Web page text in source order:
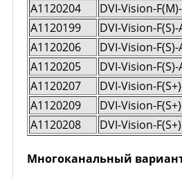
A1120204
DVI-Vision-
A1120199
DVI-Vision-F(S)-
A1120206
DVI-Vision-F(S)-
A1120205
DVI-Vision-F(S)-
A1120207
DVI-Vision-
A1120209
DVI-Vision-
A1120208
DVI-Vision-
Многоканальный